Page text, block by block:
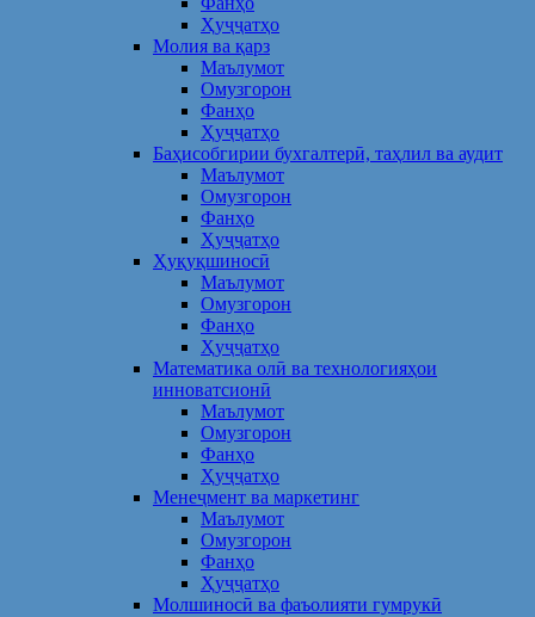
Ҳуҷҷатҳо
Молия ва қарз
Маълумот
Омузгорон
Фанҳо
Ҳуҷҷатҳо
Баҳисобгирии бухгалтерӣ, таҳлил ва аудит
Маълумот
Омузгорон
Фанҳо
Ҳуҷҷатҳо
Ҳуқуқшиносӣ
Маълумот
Омузгорон
Фанҳо
Ҳуҷҷатҳо
Математика олӣ ва технологияҳои
инноватсионӣ
Маълумот
Омузгорон
Фанҳо
Ҳуҷҷатҳо
Менеҷмент ва маркетинг
Маълумот
Омузгорон
Фанҳо
Ҳуҷҷатҳо
Молшиносӣ ва фаъолияти гумрукӣ